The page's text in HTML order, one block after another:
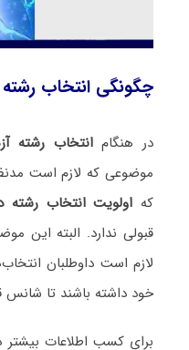
چگونگی انتخاب
در هنگامانتخاب رشته
موضوعی که لازم است
که اولویت انتخاب رشته
قبولی ندارد. البته این
لازم است داوطلبان
خود داشته باشند تا شانس
برای کسب اطلاعات